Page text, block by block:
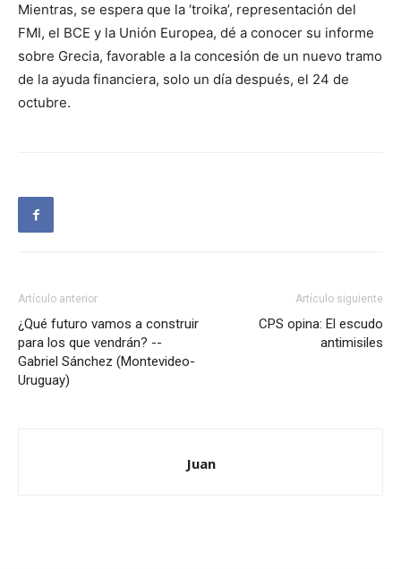
Mientras, se espera que la ‘troika’, representación del
FMI, el BCE y la Unión Europea, dé a conocer su informe
sobre Grecia, favorable a la concesión de un nuevo tramo
de la ayuda financiera, solo un día después, el 24 de
octubre.
Artículo anterior
¿Qué futuro vamos a construir
para los que vendrán? --
Gabriel Sánchez (Montevideo-
Uruguay)
Artículo siguiente
CPS opina: El escudo
antimisiles
Juan